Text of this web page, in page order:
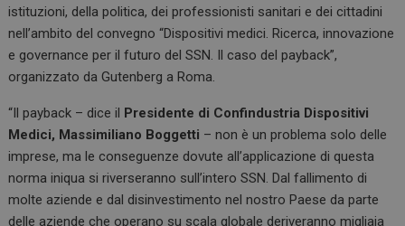
istituzioni, della politica, dei professionisti sanitari e dei cittadini
nell’ambito del convegno “Dispositivi medici. Ricerca, innovazione
e governance per il futuro del SSN. Il caso del payback”,
organizzato da Gutenberg a Roma.
“Il payback – dice il Presidente di Confindustria Dispositivi
Medici, Massimiliano Boggetti – non è un problema solo delle
imprese, ma le conseguenze dovute all’applicazione di questa
norma iniqua si riverseranno sull’intero SSN. Dal fallimento di
molte aziende e dal disinvestimento nel nostro Paese da parte
delle aziende che operano su scala globale deriveranno migliaia